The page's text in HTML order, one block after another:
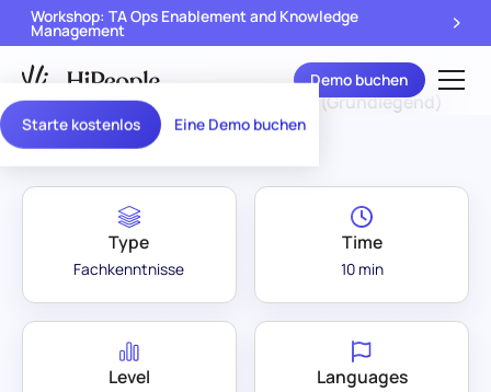
Starte kostenlos Eine Demo buchen
Workshop: TA Ops Enablement and Knowledge
Management
Demo buchen
Assessment Library Microsoft Word (Grundlegend)
Type
Fachkenntnisse
Time
10 min
Level Languages